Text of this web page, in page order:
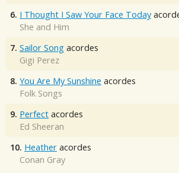
6. I Thought I Saw Your Face Today
She and Him
7. Sailor Song acordes
Gigi Perez
8. You Are My Sunshine acordes
Folk Songs
9. Perfect acordes
Ed Sheeran
10. Heather acordes
Conan Gray